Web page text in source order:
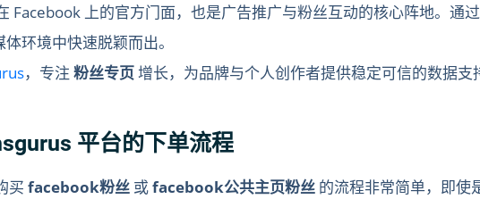
Facebook 上的官方门面，也是广告推广与粉丝互动的核心阵地。通过
环境中快速脱颖而出。
，专注 粉丝专页增长，为品牌与个人创作者提供稳定可信的数据支
平台的下单流程
买 facebook粉丝 或facebook公共主页粉丝 的流程非常简单，即使